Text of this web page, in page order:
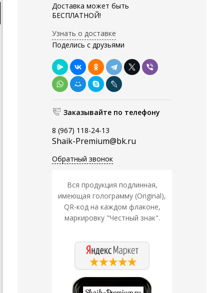
Доставка может быть
БЕСПЛАТНОЙ!
Узнать о доставке
Поделись с друзьями
Заказывайте по телефону
8 (967) 118-24-13
Shaik-Premium@bk.ru
Обратный звонок
Вся продукция подлинная,
имеющая голограмму (Original),
QR-код на каждом флаконе,
маркировку "Честный знак".